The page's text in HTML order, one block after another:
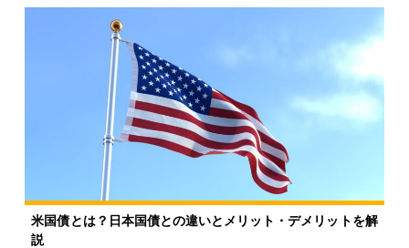
米国債とは？日本国債との違いとメリット・デメリットを解
説